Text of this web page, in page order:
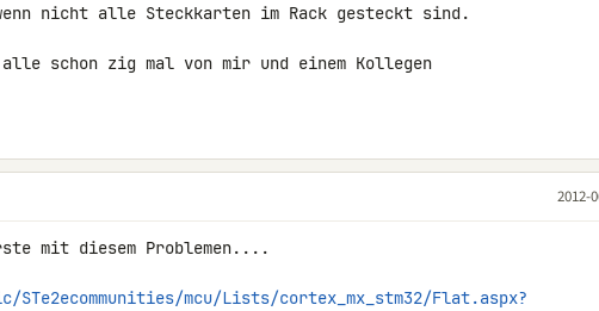
nicht alle Steckkarten im Rack gesteckt sind.
schon zig mal von mir und einem Kollegen
2012-
mit diesem Problemen....
mcu/Lists/cortex_mx_stm32/Flat.aspx?